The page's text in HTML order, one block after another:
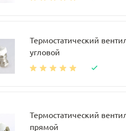
Термостатический
угловой
Термостатический
прямой